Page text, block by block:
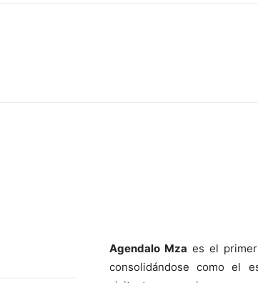
Agendalo Mza es el
consolidándose como el